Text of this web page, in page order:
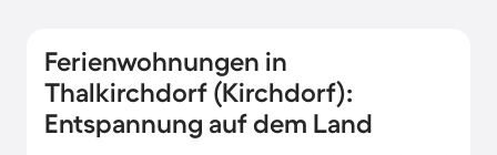
Ferienwohnungen in
Thalkirchdorf (Kirchdorf):
Entspannung auf dem Land